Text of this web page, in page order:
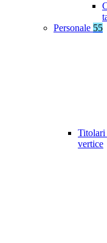
Personale 55
Titolari
vertice